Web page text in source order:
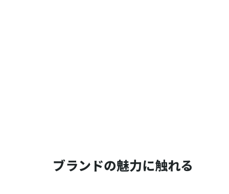
ブランドの魅力に触れる